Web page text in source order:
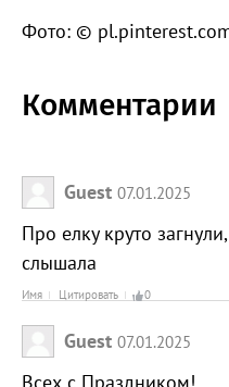
Фото: ©
Комментарии
Guest 07.01.2025
Про елку круто
слышала
Имя Цитировать 0
Guest 07.01.2025
Всех с Праздником!